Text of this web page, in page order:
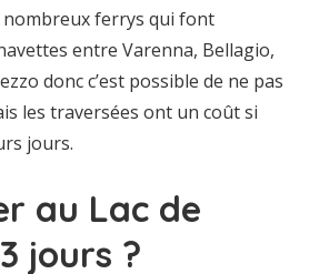
nombreux ferrys qui font
entre Varenna, Bellagio,
donc c’est possible de ne pas
les traversées ont un coût si
jours.
au Lac de
jours ?